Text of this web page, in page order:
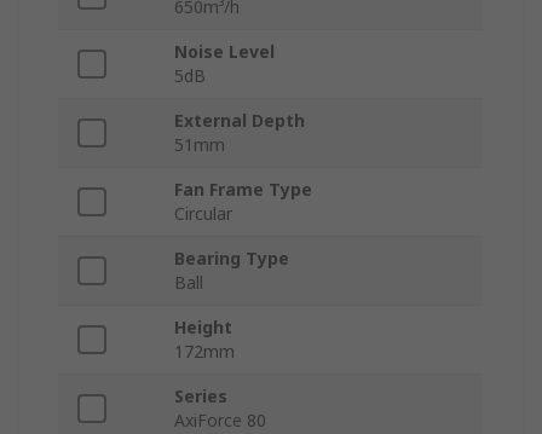
650m³/h
Noise Level
5dB
External Depth
51mm
Fan Frame Type
Circular
Bearing Type
Ball
Height
172mm
Series
AxiForce 80